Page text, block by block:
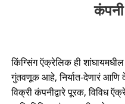
किंग्सिंग ऍक्रेलिक ही
गुंतवणूक आहे, निर्यात-देणारं आणि
विक्री कंपनीद्वारे पूरक, विविध